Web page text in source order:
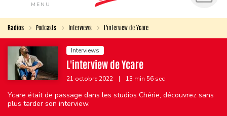
MENU
Radios Podcasts Interviews L'interview de Ycare
Interviews
L'interview de Ycare
21 octobre 2022 | 13 min 56 sec
Ycare était de passage dans les studios Chérie, découvrez sans
plus tarder son interview.